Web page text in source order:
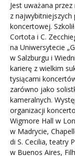
Jest uważana
z najwybitniejszych
koncertowej.
Cortota i C.
na Uniwersytecie
w Salzburgu i
karierę z wielkim
tysiącami
zarówno jako
kameralnych.
organizacji
Wigmore Hall w
w Madrycie,
di S. Cecilia, teatry
w Buenos Aires,